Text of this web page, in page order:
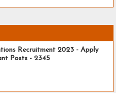
Recruitment 2023 - Apply
Posts - 2345